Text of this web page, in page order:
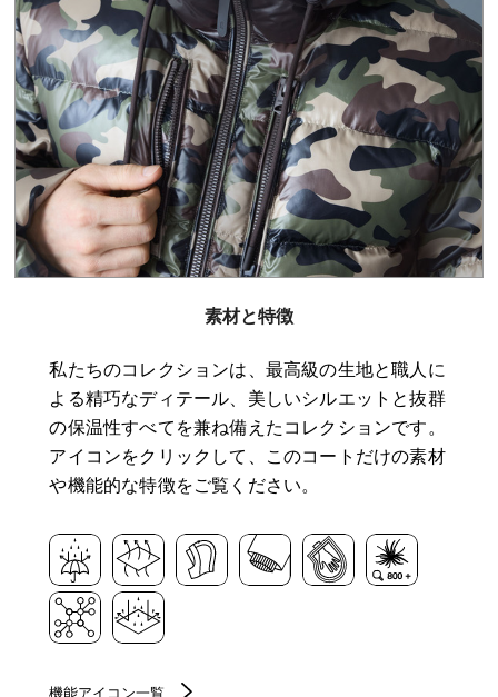
素材と特徴
私たちのコレクションは、最高級の生地と職人に
よる精巧なディテール、美しいシルエットと抜群
の保温性すべてを兼ね備えたコレクションです。
アイコンをクリックして、このコートだけの素材
や機能的な特徴をご覧ください。
機能アイコン一覧